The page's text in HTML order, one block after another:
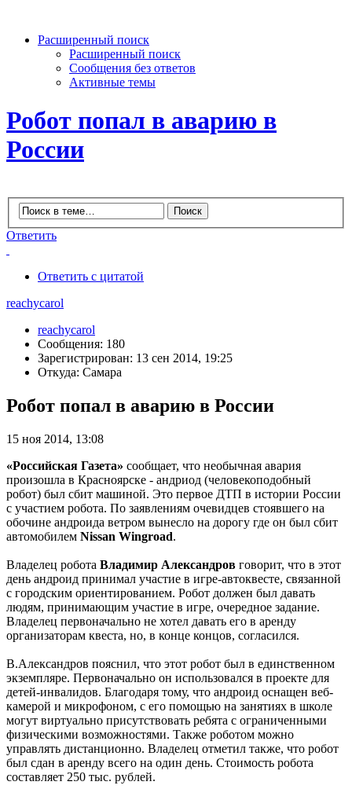
Расширенный поиск
Расширенный поиск
Сообщения без ответов
Активные темы
Робот попал в аварию в
России
Ответить
Ответить с цитатой
reachycarol
reachycarol
Сообщения: 180
Зарегистрирован: 13 сен 2014, 19:25
Откуда: Самара
Робот попал в аварию в России
15 ноя 2014, 13:08
«Российская Газета» сообщает, что необычная авария
произошла в Красноярске - андриод (человекоподобный
робот) был сбит машиной. Это первое ДТП в истории России
с участием робота. По заявлениям очевидцев стоявшего на
обочине андроида ветром вынесло на дорогу где он был сбит
автомобилем Nissan Wingroad.
Владелец робота Владимир Александров говорит, что в этот
день андроид принимал участие в игре-автоквесте, связанной
с городским ориентированием. Робот должен был давать
людям, принимающим участие в игре, очередное задание.
Владелец первоначально не хотел давать его в аренду
организаторам квеста, но, в конце концов, согласился.
В.Александров пояснил, что этот робот был в единственном
экземпляре. Первоначально он использовался в проекте для
детей-инвалидов. Благодаря тому, что андроид оснащен веб-
камерой и микрофоном, с его помощью на занятиях в школе
могут виртуально присутствовать ребята с ограниченными
физическими возможностями. Также роботом можно
управлять дистанционно. Владелец отметил также, что робот
был сдан в аренду всего на один день. Стоимость робота
составляет 250 тыс. рублей.